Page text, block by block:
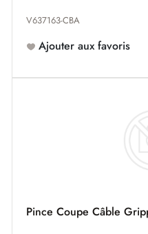
V637163-CBA
Ajouter aux favoris
Pince Coupe Câble